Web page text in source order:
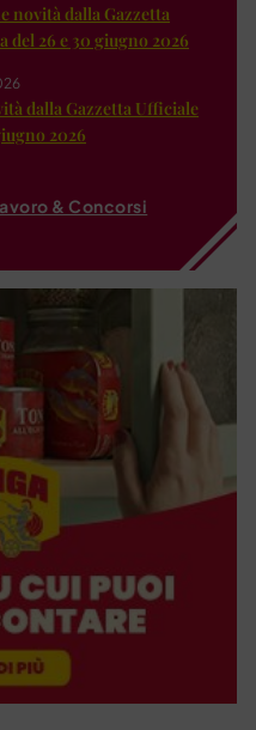
novità dalla Gazzetta
del 26 e 30 giugno 2026
dalla Gazzetta Ufficiale
2026
& Concorsi